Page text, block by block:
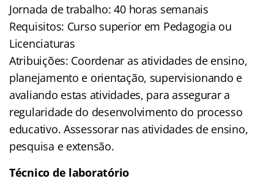
Jornada de trabalho: 40 horas semanais
Requisitos: Curso superior em Pedagogia ou
Licenciaturas
Atribuições: Coordenar as atividades de ensino,
planejamento e orientação, supervisionando e
avaliando estas atividades, para assegurar a
regularidade do desenvolvimento do processo
educativo. Assessorar nas atividades de ensino,
pesquisa e extensão.
Técnico de laboratório